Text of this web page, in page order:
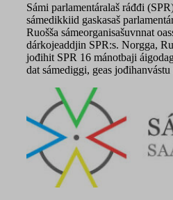
Sámi parlamentáralaš ráđđi
sámedikkiid gaskasaš
Ruošša sámeorganisašuvnnat
dárkojeaddjin SPR:s. Norgga,
jođihit SPR 16 mánotbaji
dat sámediggi, geas jođihanvástu